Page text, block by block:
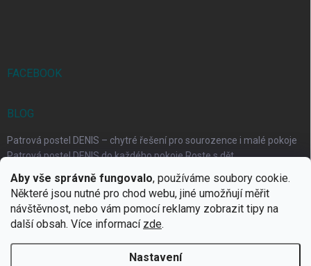
Aby vše správně fungovalo, používáme soubory cookie.
Některé jsou nutné pro chod webu, jiné umožňují měřit
návštěvnost, nebo vám pomocí reklamy zobrazit tipy na
další obsah. Více informací zde.
Nastavení
FACEBOOK
BLOG
Patrová postel DENIS – chytré řešení pro sourozence i malé pokoje
Patrová postel DENIS do každého pokoje Roste s dět...
Rozkládací postele RELAX – ideální řešení pro malé prostory i
každodenní spaní
Rozkládací postel, která se přizpůsobí vašemu živo...